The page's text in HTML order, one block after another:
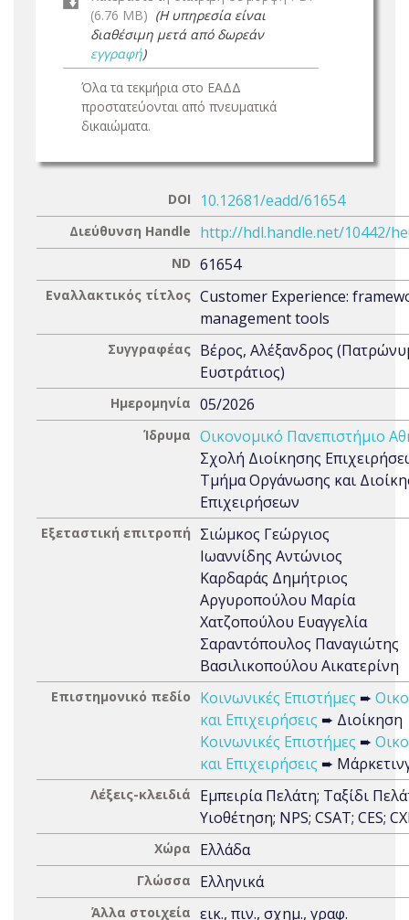
(6.76 MB) (Η υπηρεσία είναι
διαθέσιμη μετά από δωρεάν
εγγραφή)
Όλα τα τεκμήρια στο ΕΑΔΔ
προστατεύονται από πνευματικά
δικαιώματα.
DOI 10.12681/eadd/61654
Διεύθυνση Handle http://hdl.handle.net/10442/
ND 61654
Εναλλακτικός τίτλος Customer Experience:
management tools
Συγγραφέας Βέρος, Αλέξανδρος
Ευστράτιος)
Ημερομηνία 05/2026
Ίδρυμα Οικονομικό Πανεπιστήμιο
Σχολή Διοίκησης
Τμήμα Οργάνωσης και
Επιχειρήσεων
Εξεταστική επιτροπή
Σιώμκος Γεώργιος
Ιωαννίδης Αντώνιος
Καρδαράς Δημήτριος
Αργυροπούλου Μαρία
Χατζοπούλου Ευαγγελία
Σαραντόπουλος Παναγιώτης
Βασιλικοπούλου Αικατερίνη
Επιστημονικό πεδίο Κοινωνικές Επιστήμες ➨
και Επιχειρήσεις ➨ Διοίκηση
Κοινωνικές Επιστήμες ➨
και Επιχειρήσεις ➨
Λέξεις-κλειδιά
Εμπειρία Πελάτη; Ταξίδι
Υιοθέτηση; NPS; CSAT; CES;
Χώρα Ελλάδα
Γλώσσα Ελληνικά
Άλλα στοιχεία εικ., πιν., σχημ., γραφ.